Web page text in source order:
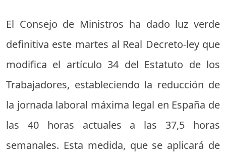
El Consejo de Ministros ha dado luz verde
definitiva este martes al Real Decreto-ley que
modifica el artículo 34 del Estatuto de los
Trabajadores, estableciendo la reducción de
la jornada laboral máxima legal en España de
las 40 horas actuales a las 37,5 horas
semanales. Esta medida, que se aplicará de